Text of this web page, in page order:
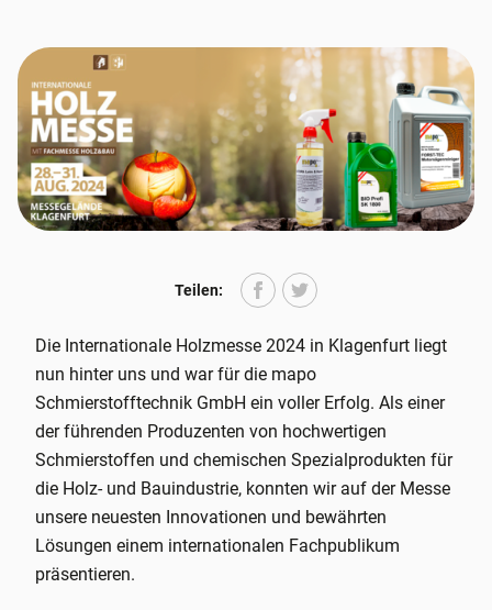
Die Internationale Holzmesse 2024 in Klagenfurt liegt
nun hinter uns und war für die mapo
Schmierstofftechnik GmbH ein voller Erfolg. Als einer
der führenden Produzenten von hochwertigen
Schmierstoffen und chemischen Spezialprodukten für
die Holz- und Bauindustrie, konnten wir auf der Messe
unsere neuesten Innovationen und bewährten
Lösungen einem internationalen Fachpublikum
präsentieren.
Teilen:
FacebookTwitter